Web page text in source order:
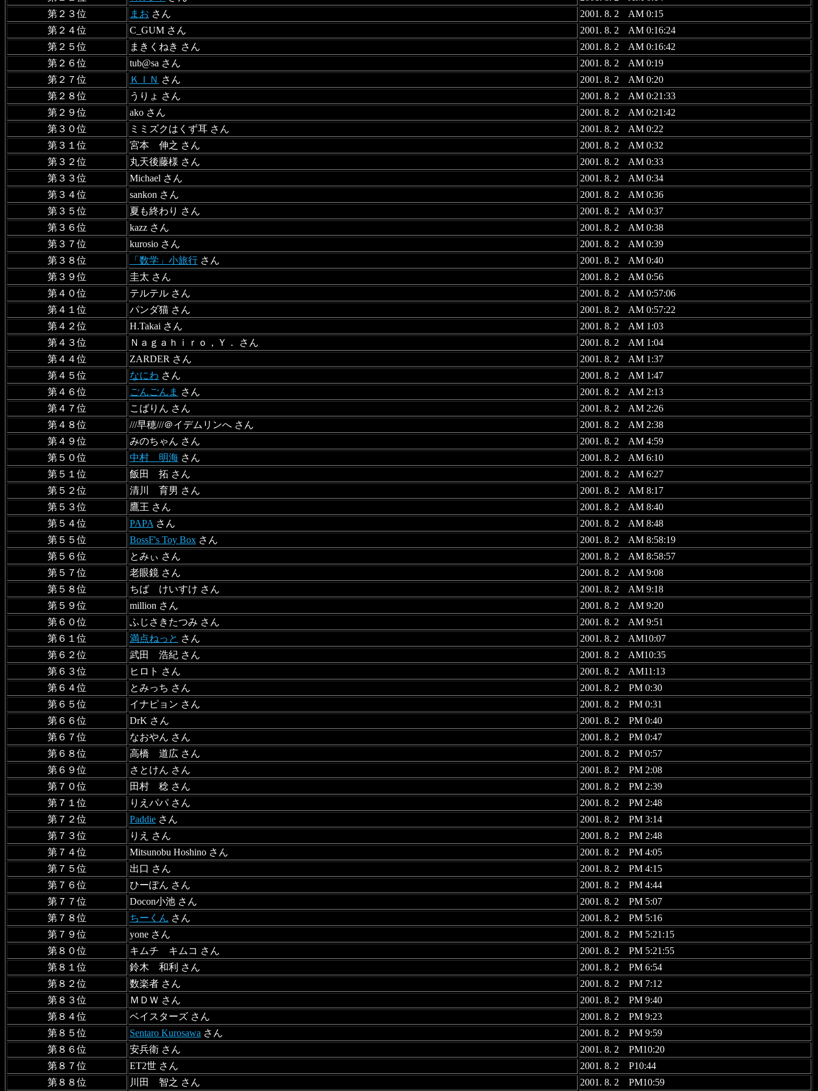
第２３位
まお さん
2001. 8. 2 AM 0:15
第２４位
C_GUM さん
2001. 8. 2 AM 0:16:24
第２５位
まきくねき さん
2001. 8. 2 AM 0:16:42
第２６位
tub@sa さん
2001. 8. 2 AM 0:19
第２７位
ＫＩＮ さん
2001. 8. 2 AM 0:20
第２８位
うりょ さん
2001. 8. 2 AM 0:21:33
第２９位
ako さん
2001. 8. 2 AM 0:21:42
第３０位
ミミズクはくず耳 さん
2001. 8. 2 AM 0:22
第３１位
宮本 伸之 さん
2001. 8. 2 AM 0:32
第３２位
丸天後藤様 さん
2001. 8. 2 AM 0:33
第３３位
Michael さん
2001. 8. 2 AM 0:34
第３４位
sankon さん
2001. 8. 2 AM 0:36
第３５位
夏も終わり さん
2001. 8. 2 AM 0:37
第３６位
kazz さん
2001. 8. 2 AM 0:38
第３７位
kurosio さん
2001. 8. 2 AM 0:39
第３８位
「数学」小旅行 さん
2001. 8. 2 AM 0:40
第３９位
圭太 さん
2001. 8. 2 AM 0:56
第４０位
テルテル さん
2001. 8. 2 AM 0:57:06
第４１位
パンダ猫 さん
2001. 8. 2 AM 0:57:22
第４２位
H.Takai さん
2001. 8. 2 AM 1:03
第４３位
Ｎａｇａｈｉｒｏ，Ｙ． さん
2001. 8. 2 AM 1:04
第４４位
ZARDER さん
2001. 8. 2 AM 1:37
第４５位
なにわ さん
2001. 8. 2 AM 1:47
第４６位
ごんごんま さん
2001. 8. 2 AM 2:13
第４７位
こばりん さん
2001. 8. 2 AM 2:26
第４８位
///早穂///＠イデムリンへ さん
2001. 8. 2 AM 2:38
第４９位
みのちゃん さん
2001. 8. 2 AM 4:59
第５０位
中村 明海 さん
2001. 8. 2 AM 6:10
第５１位
飯田 拓 さん
2001. 8. 2 AM 6:27
第５２位
清川 育男 さん
2001. 8. 2 AM 8:17
第５３位
鷹王 さん
2001. 8. 2 AM 8:40
第５４位
PAPAさん
2001. 8. 2 AM 8:48
第５５位
BossF's Toy Box さん
2001. 8. 2 AM 8:58:19
第５６位
とみぃ さん
2001. 8. 2 AM 8:58:57
第５７位
老眼鏡 さん
2001. 8. 2 AM 9:08
第５８位
ちば けいすけ さん
2001. 8. 2 AM 9:18
第５９位
million さん
2001. 8. 2 AM 9:20
第６０位
ふじさきたつみ さん
2001. 8. 2 AM 9:51
第６１位
満点ねっと さん
2001. 8. 2 AM10:07
第６２位
武田 浩紀 さん
2001. 8. 2 AM10:35
第６３位
ヒロト さん
2001. 8. 2 AM11:13
第６４位
とみっち さん
2001. 8. 2 PM 0:30
第６５位
イナピョン さん
2001. 8. 2 PM 0:31
第６６位
DrK さん
2001. 8. 2 PM 0:40
第６７位
なおやん さん
2001. 8. 2 PM 0:47
第６８位
高橋 道広 さん
2001. 8. 2 PM 0:57
第６９位
さとけん さん
2001. 8. 2 PM 2:08
第７０位
田村 稔 さん
2001. 8. 2 PM 2:39
第７１位
りえパパ さん
2001. 8. 2 PM 2:48
第７２位
Paddie さん
2001. 8. 2 PM 3:14
第７３位
りえ さん
2001. 8. 2 PM 2:48
第７４位
Mitsunobu Hoshino さん
2001. 8. 2 PM 4:05
第７５位
出口 さん
2001. 8. 2 PM 4:15
第７６位
ひーぽん さん
2001. 8. 2 PM 4:44
第７７位
Docon小池 さん
2001. 8. 2 PM 5:07
第７８位
ちーくん さん
2001. 8. 2 PM 5:16
第７９位
yone さん
2001. 8. 2 PM 5:21:15
第８０位
キムチ キムコ さん
2001. 8. 2 PM 5:21:55
第８１位
鈴木 和利 さん
2001. 8. 2 PM 6:54
第８２位
数楽者 さん
2001. 8. 2 PM 7:12
第８３位
ＭＤＷ さん
2001. 8. 2 PM 9:40
第８４位
ベイスターズ さん
2001. 8. 2 PM 9:23
第８５位
Sentaro Kurosawa さん
2001. 8. 2 PM 9:59
第８６位
安兵衛 さん
2001. 8. 2 PM10:20
第８７位
ET2世 さん
2001. 8. 2 P10:44
第８８位
川田 智之 さん 2001. 8. 2 PM10:59